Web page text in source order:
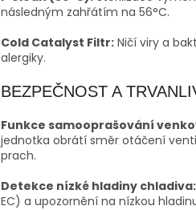
následným zahřátím na 56°C.
Cold Catalyst Filtr: Ničí viry a
alergiky.
BEZPEČNOST A
Funkce samooprašování
jednotka obrátí směr otáčení
prach.
Detekce nízké hladiny chladiva:
EC) a upozornění na nízkou